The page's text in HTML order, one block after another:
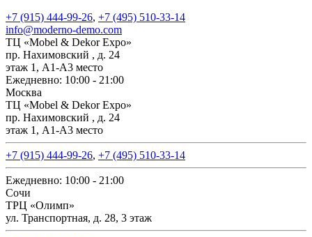
+7 (915) 444-99-26, +7 (495) 510-33-14
info@moderno-demo.com
ТЦ «Mobel & Dekor Expo»
пр. Нахимовский , д. 24
этаж 1, А1-А3 место
Ежедневно: 10:00 - 21:00
Москва
ТЦ «Mobel & Dekor Expo»
пр. Нахимовский , д. 24
этаж 1, А1-А3 место
+7 (915) 444-99-26, +7 (495) 510-33-14
Ежедневно: 10:00 - 21:00
Сочи
ТРЦ «Олимп»
ул. Транспортная, д. 28, 3 этаж